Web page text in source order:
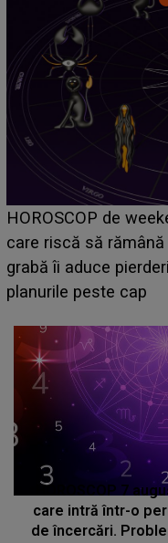
Emanuel a ținut
acum! În fața
face o
sa: "I-am spus și ei
HOROSCOP 7
care intră într-o
de încercări.